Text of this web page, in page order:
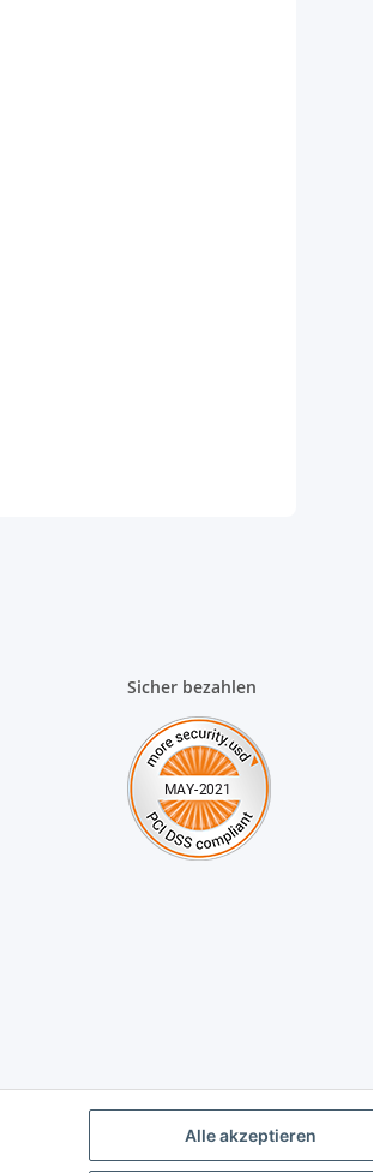
Alle akzeptieren
Sicher bezahlen